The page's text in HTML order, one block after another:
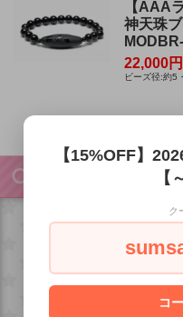
【AAA
神天珠
22,000
ビーズ径:約5
ロータス
オルゴナイト
ュ
【15%OFF】
【
ク
コ